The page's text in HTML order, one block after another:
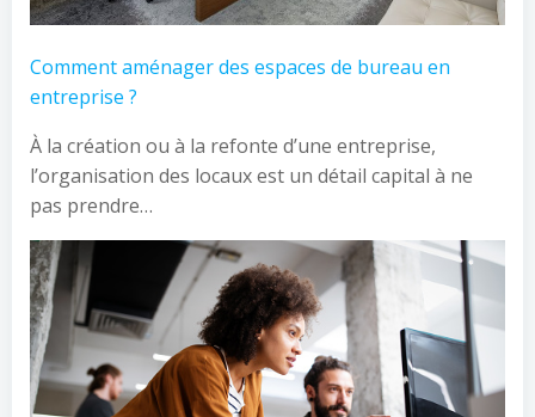
Comment aménager des espaces de bureau en
entreprise ?
À la création ou à la refonte d’une entreprise,
l’organisation des locaux est un détail capital à ne
pas prendre…